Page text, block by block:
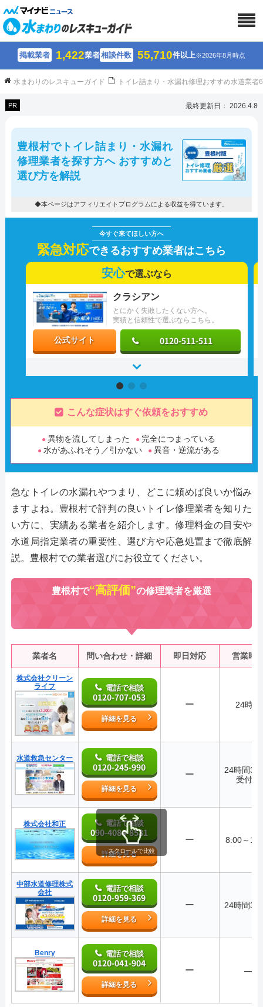
掲載業者 1,422業者相談件数 55,710件以上※2026年8月時点
水まわりのレスキューガイド トイレ詰まり・水漏れ修理おすすめ水道業
PR 最終更新日： 2026.4.8
豊根村でトイレ詰まり・水漏れ
修理業者を探す方へ おすすめと
選び方を解説
◆本ページはアフィリエイトプログラムによる収益を得ています。
緊急対応できるおすすめ業者はこちら
安心で選ぶなら
とにかく失敗したくない方へ。
実績と信頼性で選ぶならこちら。
クラシアン
公式サイト 0120-511-511
こんな症状はすぐ依頼をおすすめ
異物を流してしまった
完全につまっている
水があふれそう／引かない
異音・逆流がある
急なトイレの水漏れやつまり、どこに頼めば良いか悩み
ますよね。豊根村で評判の良いトイレ修理業者を知りた
い方に、実績ある業者を紹介します。修理料金の目安や
水道局指定業者の重要性、選び方や応急処置まで徹底解
説。豊根村での業者選びにお役立てください。
豊根村で“高評価”の修理業者を厳選
業者名 問い合わせ・詳細 即日対応 営業時
株式会社クリーン
ライフ
電話で相談
0120-707-053
詳細を見る
ー 24時間
水道救急センター 電話で相談
0120-245-990
詳細を見る
ー
24時間
受付中
株式会社和正 電話で相談
090-4084-8581
詳細を見る
ー 8:00～
中部水道修理株式
会社
電話で相談
0120-959-369
詳細を見る
ー 24時間
Benry 電話で相談
0120-041-904
詳細を見る
ー ―
スクロールで比較